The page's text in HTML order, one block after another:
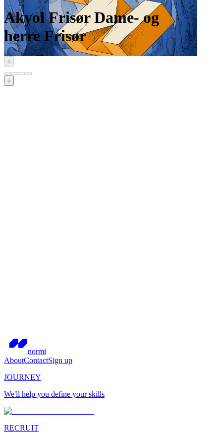
Akyol Frisør Dame- og
herre Frisør
‹
›
normi
AboutContactSign up
JOURNEY
We'll help you define your skills
RECRUIT